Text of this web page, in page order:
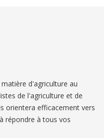
d'agriculture au
de l'agriculture et de
orientera efficacement vers
répondre à tous vos